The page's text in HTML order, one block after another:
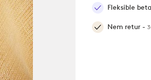
Fleksible
Nem retur -